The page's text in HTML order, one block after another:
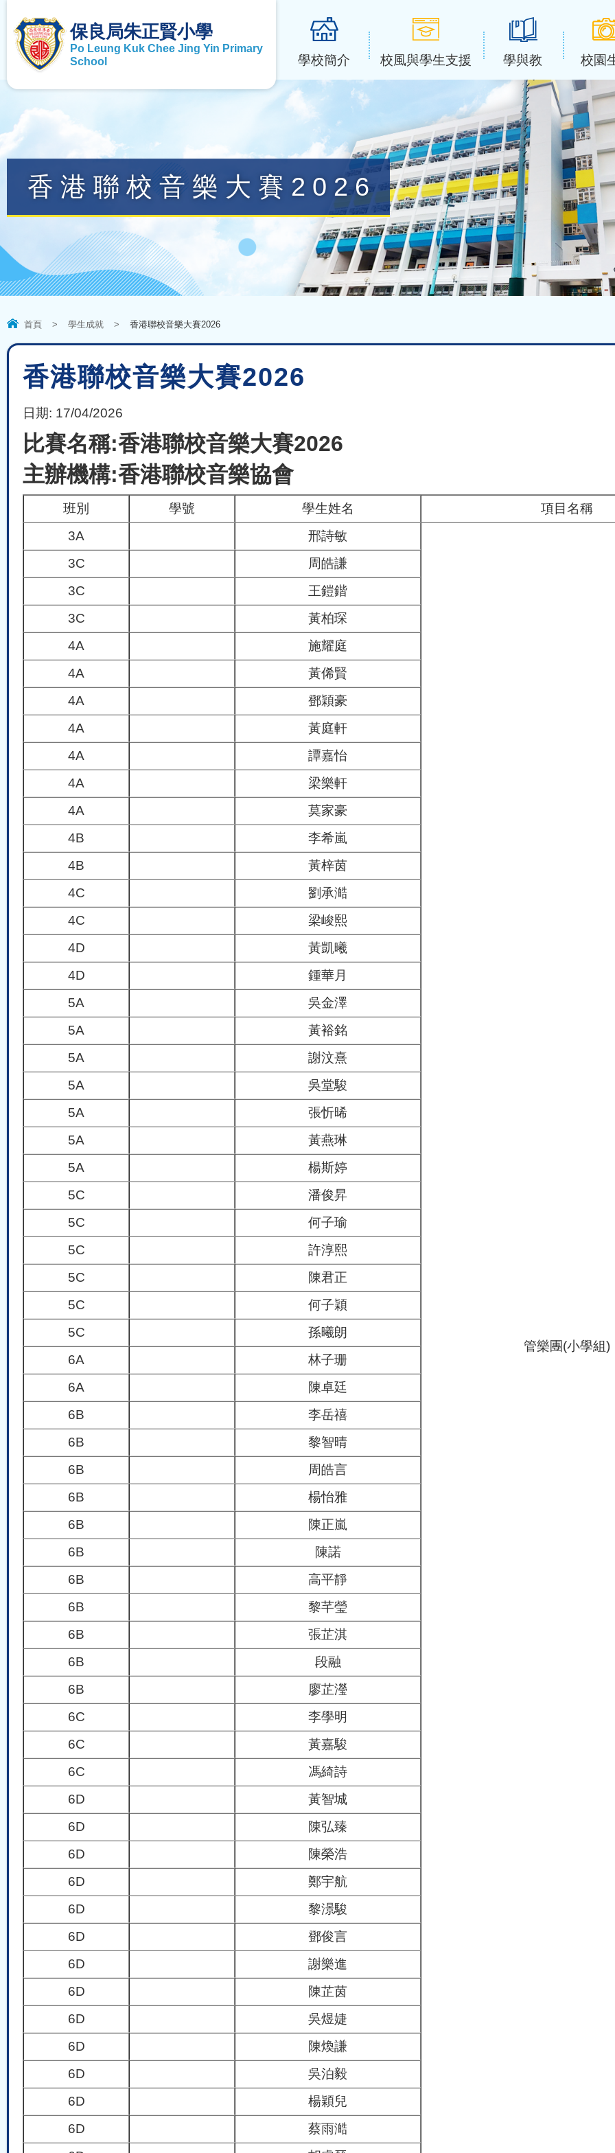
保良局朱正賢小學
Po Leung Kuk Chee Jing Yin Primary
School
學校簡介 校風與學生支援 學與教 校園
香港聯校音樂大賽2026
首頁 > 學生成就 > 香港聯校音樂大賽2026
香港聯校音樂大賽2026
日期: 17/04/2026
比賽名稱:香港聯校音樂大賽2026
主辦機構:香港聯校音樂協會
班別 學號 學生姓名
項目名稱
3A
邢詩敏
管樂團(小學組)
3C
周皓謙
3C
王鎧鍇
3C
黃柏琛
4A
施耀庭
4A
黃俙賢
4A
鄧穎豪
4A
黃庭軒
4A
譚嘉怡
4A
梁樂軒
4A
莫家豪
4B
李希嵐
4B
黃梓茵
4C
劉承澔
4C
梁峻熙
4D
黃凱曦
4D
鍾華月
5A
吳金澤
5A
黃裕銘
5A
謝汶熹
5A
吳堂駿
5A
張忻晞
5A
黃燕琳
5A
楊斯婷
5C
潘俊昇
5C
何子瑜
5C
許淳熙
5C
陳君正
5C
何子穎
5C
孫曦朗
6A
林子珊
6A
陳卓廷
6B
李岳禧
6B
黎智晴
6B
周皓言
6B
楊怡雅
6B
陳正嵐
6B
陳諾
6B
高平靜
6B
黎芊瑩
6B
張芷淇
6B
段融
6B
廖芷瀅
6C
李學明
6C
黃嘉駿
6C
馮綺詩
6D
黃智城
6D
陳弘臻
6D
陳榮浩
6D
鄭宇航
6D
黎澋駿
6D
鄧俊言
6D
謝樂進
6D
陳芷茵
6D
吳煜婕
6D
陳煥謙
6D
吳泊毅
6D
楊穎兒
6D
蔡雨澔